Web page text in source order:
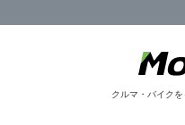
クルマ・バイク